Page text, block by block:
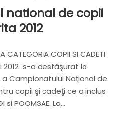
national de copii
2012
CATEGORIA COPII SI CADETI
2012 s-a desfăşurat la
Campionatului Naţional de
copii şi cadeţi ce a inclus
si POOMSAE. La…